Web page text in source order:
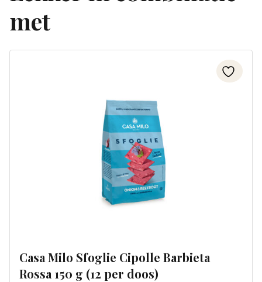
met
Casa Milo Sfoglie Cipolle Barbieta
Rossa 150 g (12 per doos)